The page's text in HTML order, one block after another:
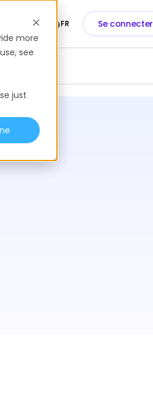
more
see
just
FR Se connecter